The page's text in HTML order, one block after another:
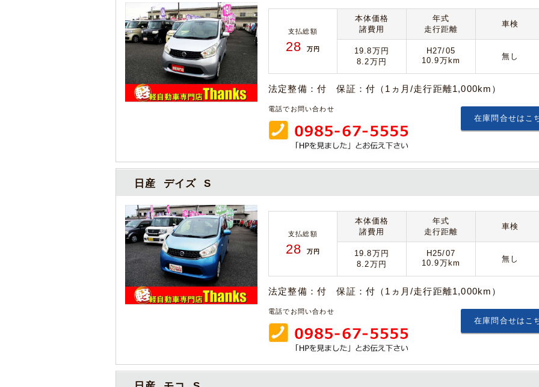
支払総額
28 万円
本体価格
諸費用
年式
走行距離
車検
19.8万円
8.2万円
H27/05
10.9万km
無し
法定整備：付 保証：付（1ヵ月/走行距離1,000km）
在庫問合せはこ
電話でお問い合わせ
日産 デイズ S
支払総額
28 万円
本体価格
諸費用
年式
走行距離
車検
19.8万円
8.2万円
H25/07
10.9万km
無し
法定整備：付 保証：付（1ヵ月/走行距離1,000km）
在庫問合せはこ
電話でお問い合わせ